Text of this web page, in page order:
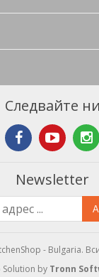
Следвайте ни
Newsletter
- Bulgaria.
Solution by Tronn